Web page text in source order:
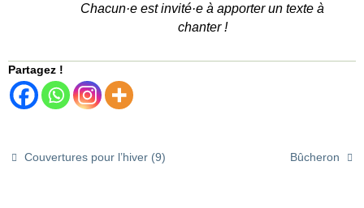
Chacun·e est invité·e à apporter un texte à
chanter !
Partagez !
Couvertures pour l’hiver (9) Bûcheron